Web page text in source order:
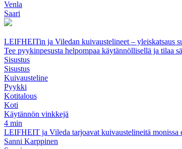
Venla
Saari
LEIFHEITin ja Viledan kuivaustelineet – yleiskatsaus
Tee pyykinpesusta helpompaa käytännöllisellä ja tilaa
Sisustus
Sisustus
Kuivausteline
Pyykki
Kotitalous
Koti
Käytännön vinkkejä
4 min
LEIFHEIT ja Vileda tarjoavat kuivaustelineitä monissa
Sanni Karppinen